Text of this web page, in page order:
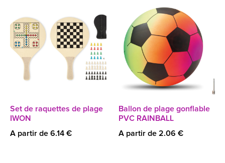
Set de raquettes de plage
IWON
A partir de 6.14 €
Ballon de plage gonflable
PVC RAINBALL
A partir de 2.06 €